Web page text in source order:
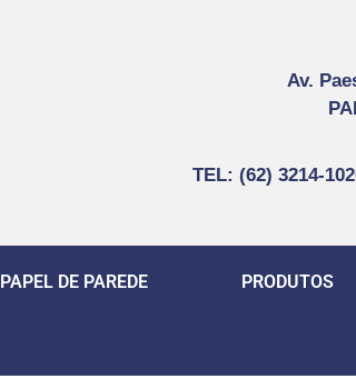
Av.
TEL: (62) 3214-
PAPEL DE PAREDE PRODUTOS